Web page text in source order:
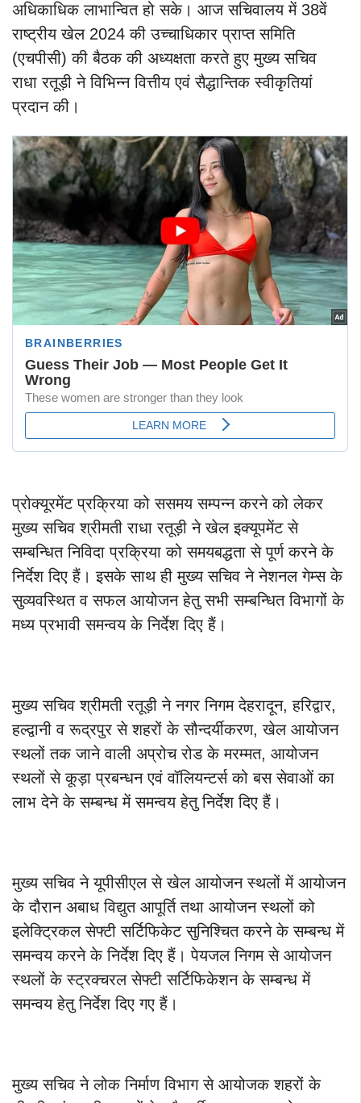
अधिकाधिक लाभान्वित हो सके। आज सचिवालय में 38वें
राष्ट्रीय खेल 2024 की उच्चाधिकार प्राप्त समिति
(एचपीसी) की बैठक की अध्यक्षता करते हुए मुख्य सचिव
राधा रतूड़ी ने विभिन्न वित्तीय एवं सैद्धान्तिक स्वीकृतियां
प्रदान की।
प्रोक्यूरमेंट प्रक्रिया को ससमय सम्पन्न करने को लेकर
मुख्य सचिव श्रीमती राधा रतूड़ी ने खेल इक्यूपमेंट से
सम्बन्धित निविदा प्रक्रिया को समयबद्धता से पूर्ण करने के
निर्देश दिए हैं। इसके साथ ही मुख्य सचिव ने नेशनल गेम्स के
सुव्यवस्थित व सफल आयोजन हेतु सभी सम्बन्धित विभागों के
मध्य प्रभावी समन्वय के निर्देश दिए हैं।
मुख्य सचिव श्रीमती रतूड़ी ने नगर निगम देहरादून, हरिद्वार,
हल्द्वानी व रूद्रपुर से शहरों के सौन्दर्यीकरण, खेल आयोजन
स्थलों तक जाने वाली अप्रोच रोड के मरम्मत, आयोजन
स्थलों से कूड़ा प्रबन्धन एवं वॉलियन्टर्स को बस सेवाओं का
लाभ देने के सम्बन्ध में समन्वय हेतु निर्देश दिए हैं।
मुख्य सचिव ने यूपीसीएल से खेल आयोजन स्थलों में आयोजन
के दौरान अबाध विद्युत आपूर्ति तथा आयोजन स्थलों को
इलेक्ट्रिकल सेफ्टी सर्टिफिकेट सुनिश्चित करने के सम्बन्ध में
समन्वय करने के निर्देश दिए हैं। पेयजल निगम से आयोजन
स्थलों के स्ट्रक्चरल सेफ्टी सर्टिफिकेशन के सम्बन्ध में
समन्वय हेतु निर्देश दिए गए हैं।
मुख्य सचिव ने लोक निर्माण विभाग से आयोजक शहरों के